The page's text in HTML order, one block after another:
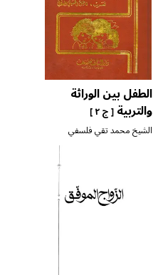
الطفل بين الوراثة
والتربية[ ج ٢ ]
الشيخ محمد تقي فلسفي